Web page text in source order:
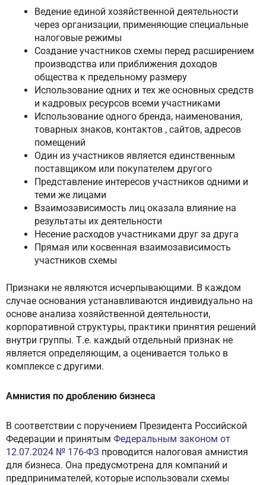
Ведение единой хозяйственной деятельности
через организации, применяющие специальные
налоговые режимы
Создание участников схемы перед расширением
производства или приближения доходов
общества к предельному размеру
Использование одних и тех же основных средств
и кадровых ресурсов всеми участниками
Использование одного бренда, наименования,
товарных знаков, контактов , сайтов, адресов
помещений
Один из участников является единственным
поставщиком или покупателем другого
Представление интересов участников одними и
теми же лицами
Взаимозависимость лиц оказала влияние на
результаты их деятельности
Несение расходов участниками друг за друга
Прямая или косвенная взаимозависимость
участников схемы
Признаки не являются исчерпывающими. В каждом
случае основания устанавливаются индивидуально на
основе анализа хозяйственной деятельности,
корпоративной структуры, практики принятия решений
внутри группы. Т.е. каждый отдельный признак не
является определяющим, а оценивается только в
комплексе с другими.
Амнистия по дроблению бизнеса
В соответствии с поручением Президента Российской
Федерации и принятым Федеральным законом от
12.07.2024 № 176-ФЗ проводится налоговая амнистия
для бизнеса. Она предусмотрена для компаний и
предпринимателей, которые использовали схемы